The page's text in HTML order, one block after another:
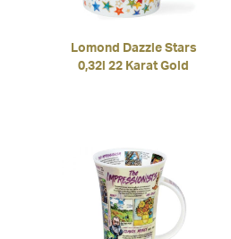
Lomond Dazzle Stars
0,32l 22 Karat Gold